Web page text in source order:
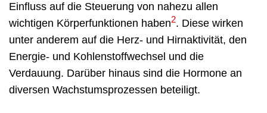
Einfluss auf die Steuerung von nahezu allen
wichtigen Körperfunktionen haben2. Diese wirken
unter anderem auf die Herz- und Hirnaktivität, den
Energie- und Kohlenstoffwechsel und die
Verdauung. Darüber hinaus sind die Hormone an
diversen Wachstumsprozessen beteiligt.